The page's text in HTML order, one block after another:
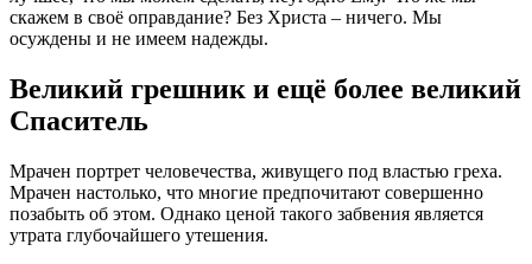
скажем в своё оправдание? Без Христа – ничего. Мы
осуждены и не имеем надежды.
Великий грешник и ещё более великий
Спаситель
Мрачен портрет человечества, живущего под властью греха.
Мрачен настолько, что многие предпочитают совершенно
позабыть об этом. Однако ценой такого забвения является
утрата глубочайшего утешения.